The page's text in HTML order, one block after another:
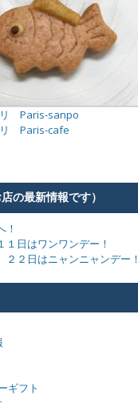
リ Paris-sanpo
リ Paris-cafe
の最新情報です）
！
１日はワンワンデー！
２日はニャンニャンデー！
ギフト